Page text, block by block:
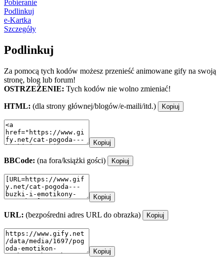
Pobieranie
Podlinkuj
e-Kartka
Szczegóły
Podlinkuj
Za pomocą tych kodów możesz przenieść animowane gify na swoją
stronę, blog lub forum!
OSTRZEŻENIE: Tych kodów nie wolno zmieniać!
HTML: (dla strony głównej/blogów/e-maili/itd.) Kopiuj
Kopiuj
BBCode: (na fora/książki gości) Kopiuj
Kopiuj
URL: (bezpośredni adres URL do obrazka) Kopiuj
Kopiuj